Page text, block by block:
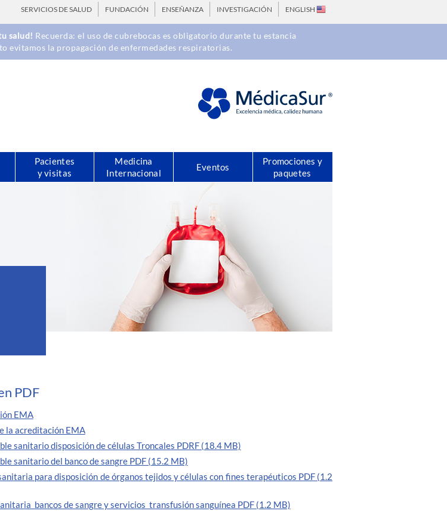
SERVICIOS DE SALUD FUNDACIÓN ENSEÑANZA INVESTIGACIÓN ENGLISH
salud! Recuerda: el uso de cubrebocas es obligatorio durante tu estancia
evitamos la propagación de enfermedades respiratorias.
Pacientes
y visitas
Medicina
Internacional
Eventos
Promociones y
paquetes
PDF
EMA
la acreditación EMA
sanitario disposición de células Troncales PDRF (18.4 MB)
sanitario del banco de sangre PDF (15.2 MB)
para disposición de órganos tejidos y células con fines terapéuticos PDF (1.2
bancos de sangre y servicios transfusión sanguínea PDF (1.2 MB)